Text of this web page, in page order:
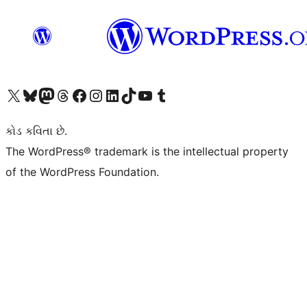
અમારા X (અગાઉ ટ્વિટર) એકાઉન્ટની મુલાકાત લોઅમારા Bluesky એકાઉન્ટની મુલાકાત લોઅમારા માસ્ટોડોન એકાઉન્ટની મુલાકાત લોઅમારા Threads એકાઉન્ટની મુલાકાત લો અમારા ફેસબુક પેજની મુલાકાત લોઅમારા ઇન્સ્ટાગ્રામ એકાઉન્ટની મુલાકાત લો અમારા LinkedIn એકાઉન્ટની મુલાકાત લોઅમારા TikTok એકાઉન્ટની મુલાકાત લોઅમારી YouTube ચેનલની મુલાકાત લો અમારા Tumblr એકાઉન્ટની મુલાકાત લો
કોડ કવિતા છે.
The WordPress® trademark is the intellectual property
of the WordPress Foundation.